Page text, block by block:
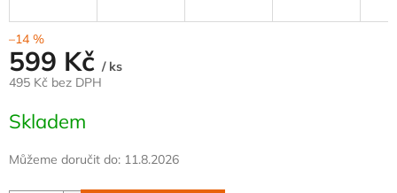
–14 %
599 Kč / ks
495 Kč bez DPH
cena:
Skladem
Můžeme doručit do: 11.8.2026